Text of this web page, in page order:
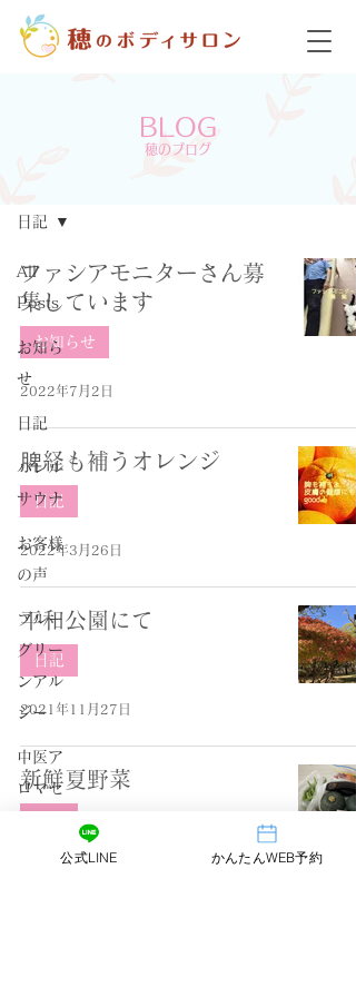
All
Posts
お知ら
せ
日記
バレル
サウナ
お客様
の声
ブルー
グリー
ンアル
ジー
中医ア
ロマセ
量子の
日記
ファシアモニターさん募
集しています
お知らせ
2022年7月2日
脾経も補うオレンジ
日記
2022年3月26日
平和公園にて
日記
2021年11月27日
新鮮夏野菜
2021年7月21日
BLOG
穂のブログ
公式LINE かんたんWEB予約